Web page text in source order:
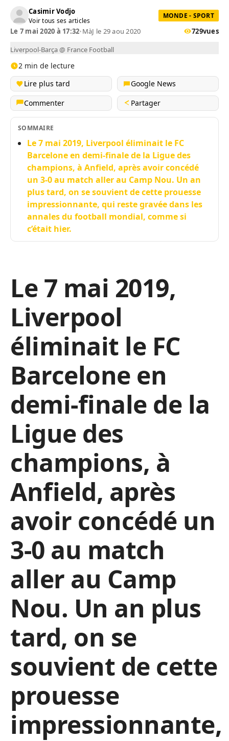
Casimir Vodjo
Voir tous ses articles
MONDE - SPORT
Le 7 mai 2020 à 17:32•MàJ le 29 aou 2020 729vues
Liverpool-Barça @ France Football
2 min de lecture
Lire plus tard
Google News
Commenter
Partager
SOMMAIRE
Le 7 mai 2019, Liverpool éliminait le FC
Barcelone en demi-finale de la Ligue des
champions, à Anfield, après avoir concédé
un 3-0 au match aller au Camp Nou. Un an
plus tard, on se souvient de cette prouesse
impressionnante, qui reste gravée dans les
annales du football mondial, comme si
c’était hier.
Le 7 mai 2019,
Liverpool
éliminait le FC
Barcelone en
demi-finale de la
Ligue des
champions, à
Anfield, après
avoir concédé un
3-0 au match
aller au Camp
Nou. Un an plus
tard, on se
souvient de cette
prouesse
impressionnante,